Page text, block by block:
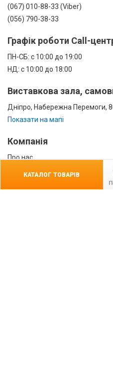
(067) 010-88-33 (Viber)
(056) 790-38-33
Графік роботи Call-
ПН-СБ: с 10:00 до 19:00
НД: с 10:00 до 18:00
Виставкова зала,
Дніпро, Набережна Перемоги,
Показати на мапі
Компанія
Про нас
КАТАЛОГ ТОВАРІВ